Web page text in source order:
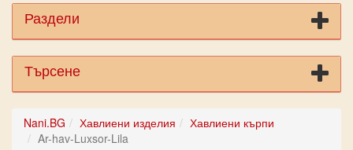
Раздели
Търсене
Nani.BG Хавлиени изделия
Хавлиени кърпи
Ar-hav-Luxsor-Lila